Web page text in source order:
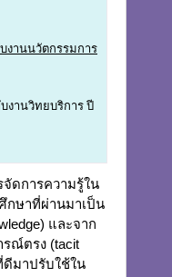
งานนวัตกรรมการ
บงานวิทยบริการ ปี
ดการความรู้ใน
กษาที่ผ่านมาเป็น
และจาก
ณ์ตรง (tacit
ดีมาปรับใช้ใน